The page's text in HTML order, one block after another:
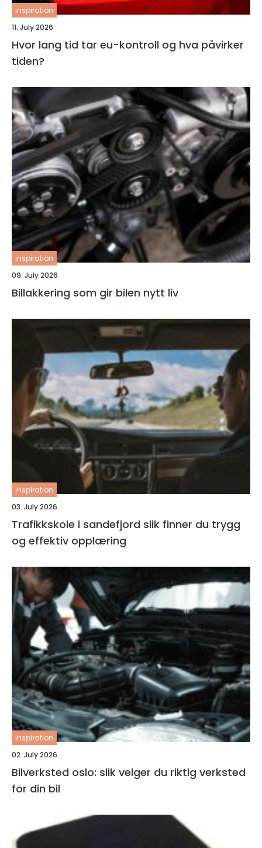
inspiration
11. July 2026
Hvor lang tid tar eu-kontroll og hva påvirker
tiden?
inspiration
09. July 2026
Billakkering som gir bilen nytt liv
inspiration
03. July 2026
Trafikkskole i sandefjord slik finner du trygg
og effektiv opplæring
inspiration
02. July 2026
Bilverksted oslo: slik velger du riktig verksted
for din bil